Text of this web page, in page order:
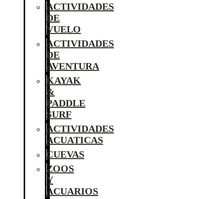
ACTIVIDADES
DE
VUELO
ACTIVIDADES
DE
AVENTURA
KAYAK
&
PADDLE
SURF
ACTIVIDADES
ACUATICAS
CUEVAS
ZOOS
Y
ACUARIOS